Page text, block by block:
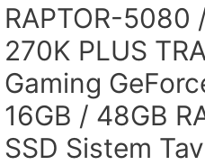
RAPTOR-5080
270K PLUS
Gaming
16GB / 48GB
SSD Sistem